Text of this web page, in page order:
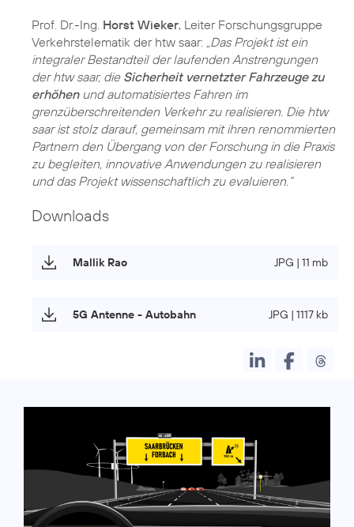
Prof. Dr.-Ing. Horst Wieker, Leiter Forschungsgruppe
Verkehrstelematik der htw saar: „Das Projekt ist ein
integraler Bestandteil der laufenden Anstrengungen
der htw saar, die Sicherheit vernetzter Fahrzeuge zu
erhöhenund automatisiertes Fahren im
grenzüberschreitenden Verkehr zu realisieren. Die htw
saar ist stolz darauf, gemeinsam mit ihren renommierten
Partnern den Übergang von der Forschung in die Praxis
zu begleiten, innovative Anwendungen zu realisieren
und das Projekt wissenschaftlich zu evaluieren.“
Downloads
Mallik Rao JPG | 11 mb
5G Antenne - Autobahn JPG | 1117 kb